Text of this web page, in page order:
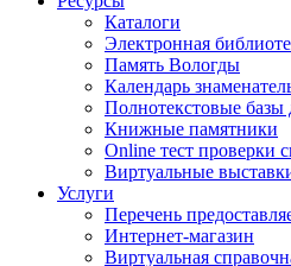
Каталоги
Электронная
Память Вологды
Календарь
Полнотекстовые базы
Книжные памятники
Online тест проверки
Виртуальные
Услуги
Перечень
Интернет-магазин
Виртуальная